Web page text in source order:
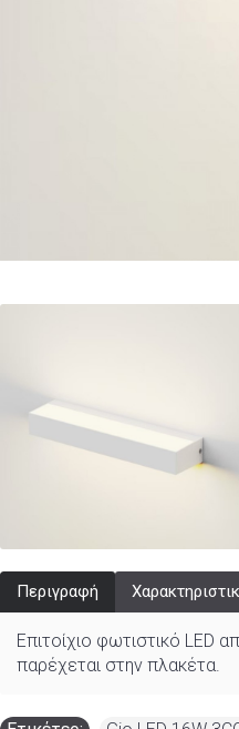
Περιγραφή
Επιτοίχιο φωτιστικό LED
παρέχεται στην πλακέτα.